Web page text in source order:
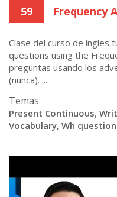
59 Frequency
Clase del curso de ingles
questions using the
preguntas usando los
(nunca). ...
Temas
Present Continuous,
Vocabulary, Wh